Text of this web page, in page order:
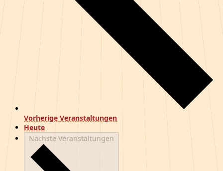
Vorherige Veranstaltungen
Heute
Nächste Veranstaltungen